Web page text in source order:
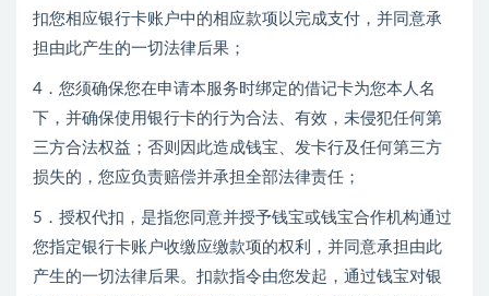
扣您相应银行卡账户中的相应款项以完成支付，并同意承
担由此产生的一切法律后果；
4．您须确保您在申请本服务时绑定的借记卡为您本人名
下，并确保使用银行卡的行为合法、有效，未侵犯任何第
三方合法权益；否则因此造成钱宝、发卡行及任何第三方
损失的，您应负责赔偿并承担全部法律责任；
5．授权代扣，是指您同意并授予钱宝或钱宝合作机构通过
您指定银行卡账户收缴应缴款项的权利，并同意承担由此
产生的一切法律后果。扣款指令由您发起，通过钱宝对银